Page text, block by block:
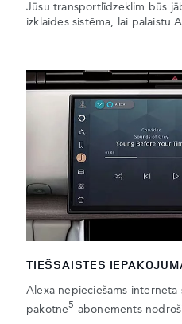
Jūsu transportlīdzeklim būs
izklaides sistēma, lai palaistu
TIEŠSAISTES
Alexa nepieciešams interneta
pakotne5 abonements